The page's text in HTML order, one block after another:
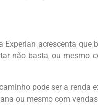
Experian acrescenta
não basta, ou mesmo
pode ser a renda
ou mesmo com